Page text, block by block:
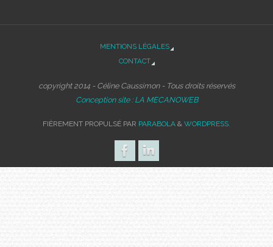
MENTIONS LÉGALES
CONTACT
copyright 2014 - Céline Caussimon - Tous droits réservés
Conception site : LA MECANOWEB
FIÈREMENT PROPULSÉ PAR PARABOLA & WORDPRESS.